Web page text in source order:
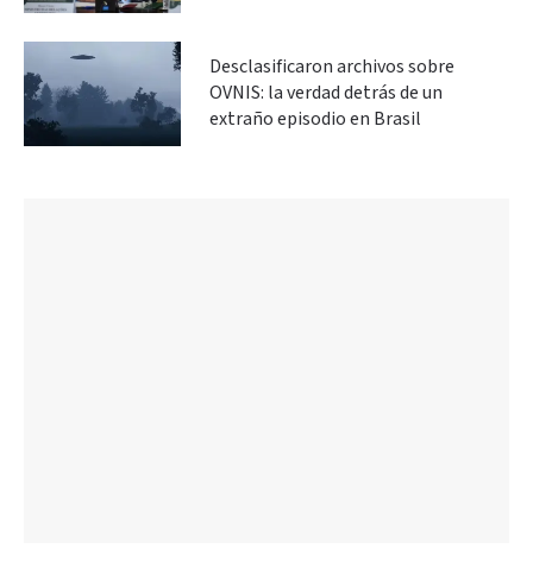
Desclasificaron archivos sobre
OVNIS: la verdad detrás de un
extraño episodio en Brasil